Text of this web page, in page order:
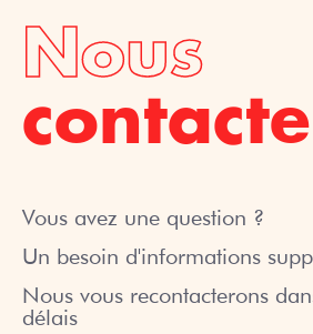
Nous
Vous avez une question ?
Un besoin d'informations
Nous vous recontacterons
délais